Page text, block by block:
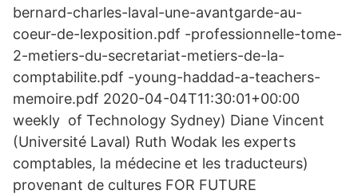
bernard-charles-laval-une-avantgarde-au-
coeur-de-lexposition.pdf -professionnelle-tome-
2-metiers-du-secretariat-metiers-de-la-
comptabilite.pdf -young-haddad-a-teachers-
memoire.pdf 2020-04-04T11:30:01+00:00
weekly of Technology Sydney) Diane Vincent
(Université Laval) Ruth Wodak les experts
comptables, la médecine et les traducteurs)
provenant de cultures FOR FUTURE